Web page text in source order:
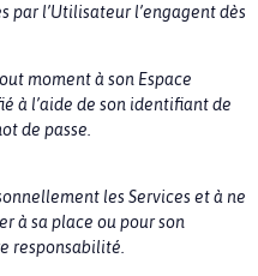
par l’Utilisateur l’engagent dès
moment à son Espace
à l’aide de son identifiant de
de passe.
les Services et à ne
à sa place ou pour son
responsabilité.